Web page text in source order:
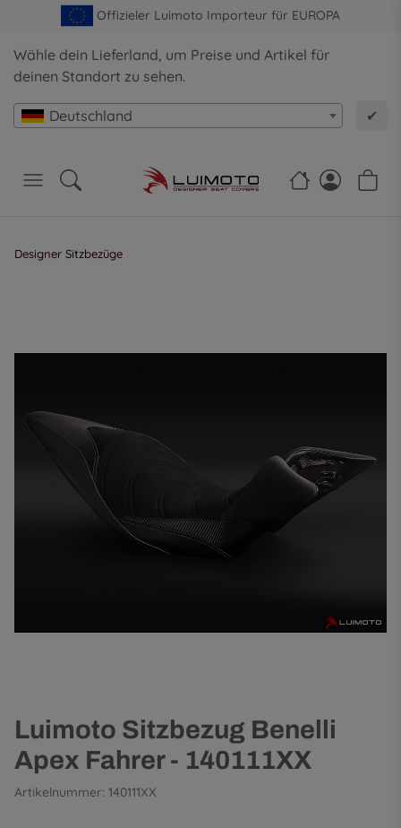
Offizieler Luimoto Importeur für EUROPA
Wähle dein Lieferland, um Preise und Artikel für
deinen Standort zu sehen.
Deutschland ✔
Designer Sitzbezüge
Luimoto Sitzbezug Benelli
Apex Fahrer - 140111XX
Artikelnummer: 140111XX